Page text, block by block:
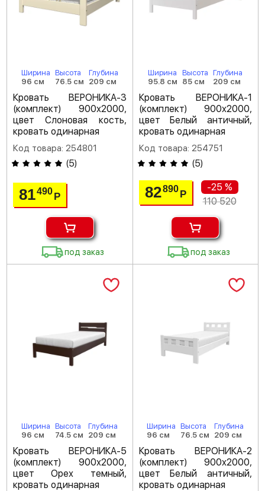
Ширина
96 см
Высота
76.5 см
Глубина
209 см
Кровать ВЕРОНИКА-3
(комплект) 900х2000,
цвет Слоновая кость,
кровать одинарная
Код товара: 254801
(5)
81490Р
под заказ
Ширина
95.8 см
Высота
85 см
Глубина
209 см
Кровать ВЕРОНИКА-1
(комплект) 900х2000,
цвет Белый античный,
кровать одинарная
Код товара: 254751
(5)
82890 Р
-25 %
110 520
под заказ
Ширина
96 см
Высота
74.5 см
Глубина
209 см
Кровать ВЕРОНИКА-5
(комплект) 900х2000,
цвет Орех темный,
кровать одинарная
Ширина
96 см
Высота
76.5 см
Глубина
209 см
Кровать ВЕРОНИКА-2
(комплект) 900х2000,
цвет Белый античный,
кровать одинарная